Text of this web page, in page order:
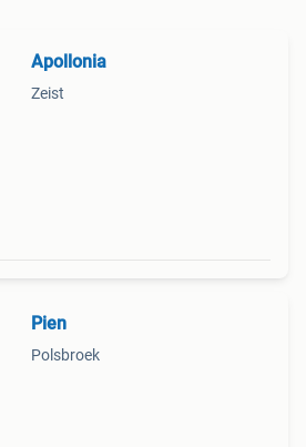
Apollonia
Zeist
Pien
Polsbroek